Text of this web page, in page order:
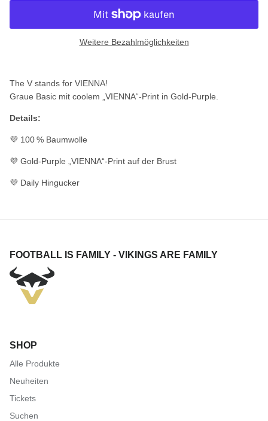
Weitere Bezahlmöglichkeiten
The V stands for VIENNA!
Graue Basic mit coolem „VIENNA“-Print in Gold-Purple.
Details:
💜 100 % Baumwolle
💜 Gold-Purple „VIENNA“-Print auf der Brust
💜 Daily Hingucker
FOOTBALL IS FAMILY - VIKINGS ARE FAMILY
SHOP
Alle Produkte
Neuheiten
Tickets
Suchen